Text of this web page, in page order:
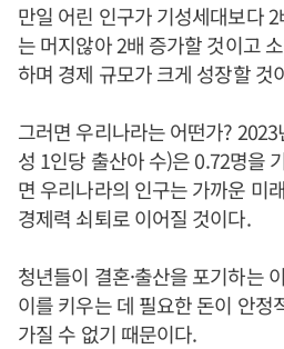
만일 어린 인구가 기성세대보다
는 머지않아 2배 증가할 것이고
하며 경제 규모가 크게 성장할 것
그러면 우리나라는 어떤가?
성 1인당 출산아 수)은 0.72명을
면 우리나라의 인구는 가까운 미
경제력 쇠퇴로 이어질 것이다.
청년들이 결혼·출산을 포기하는
이를 키우는 데 필요한 돈이 안정
가질 수 없기 때문이다.